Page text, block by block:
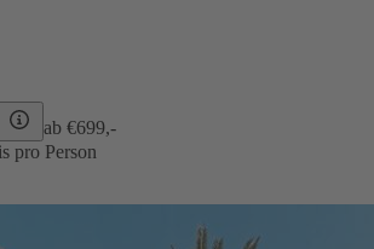
ab €699,-
pro Person